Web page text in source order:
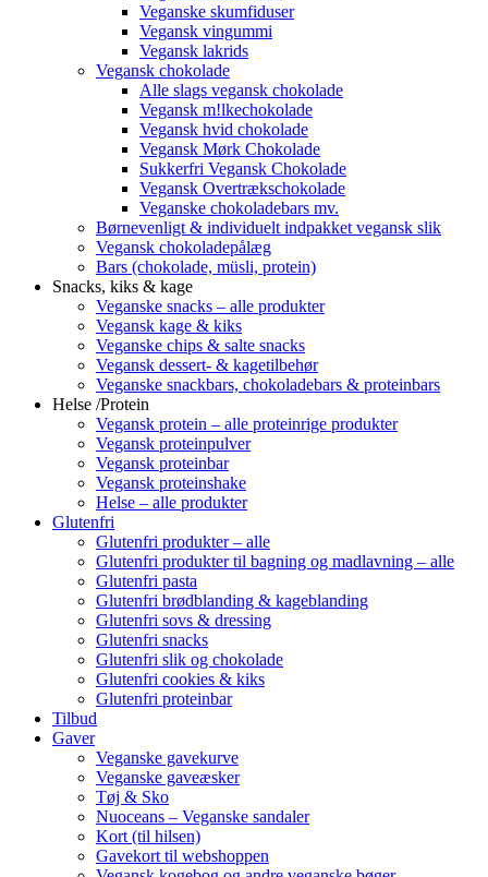
Veganske skumfiduser
Vegansk vingummi
Vegansk lakrids
Vegansk chokolade
Alle slags vegansk chokolade
Vegansk m!lkechokolade
Vegansk hvid chokolade
Vegansk Mørk Chokolade
Sukkerfri Vegansk Chokolade
Vegansk Overtrækschokolade
Veganske chokoladebars mv.
Børnevenligt & individuelt indpakket vegansk slik
Vegansk chokoladepålæg
Bars (chokolade, müsli, protein)
Snacks, kiks & kage
Veganske snacks – alle produkter
Vegansk kage & kiks
Veganske chips & salte snacks
Vegansk dessert- & kagetilbehør
Veganske snackbars, chokoladebars & proteinbars
Helse /Protein
Vegansk protein – alle proteinrige produkter
Vegansk proteinpulver
Vegansk proteinbar
Vegansk proteinshake
Helse – alle produkter
Glutenfri
Glutenfri produkter – alle
Glutenfri produkter til bagning og madlavning – alle
Glutenfri pasta
Glutenfri brødblanding & kageblanding
Glutenfri sovs & dressing
Glutenfri snacks
Glutenfri slik og chokolade
Glutenfri cookies & kiks
Glutenfri proteinbar
Tilbud
Gaver
Veganske gavekurve
Veganske gaveæsker
Tøj & Sko
Nuoceans – Veganske sandaler
Kort (til hilsen)
Gavekort til webshoppen